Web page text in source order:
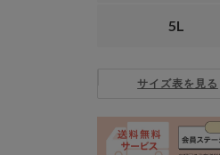
5L
サイズ表を見る